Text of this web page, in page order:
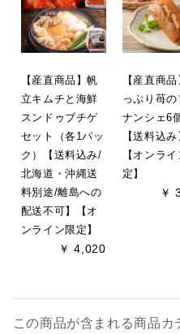
【産直商品】帆
立キムチと海鮮
スンドゥブチゲ
セット（各1パッ
ク）【送料込み/
北海道・沖縄送
料別途/離島への
配送不可】【オ
ンライン限定】
￥ 4,020
【産直商
っぷり苺の
ナンシェ6
【送料込み
【オンラ
定】
￥
この商品が含まれる商品カ